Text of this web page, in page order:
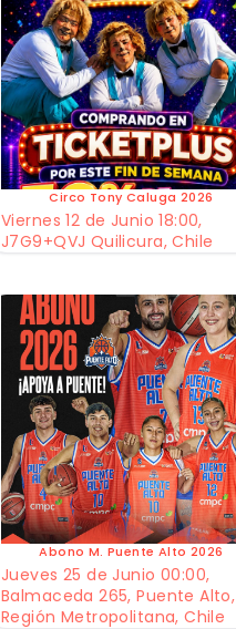
Circo Tony Caluga 2026
Viernes 12 de Junio 18:00,
J7G9+QVJ Quilicura, Chile
Abono M. Puente Alto 2026
Jueves 25 de Junio 00:00,
Balmaceda 265, Puente Alto,
Región Metropolitana, Chile